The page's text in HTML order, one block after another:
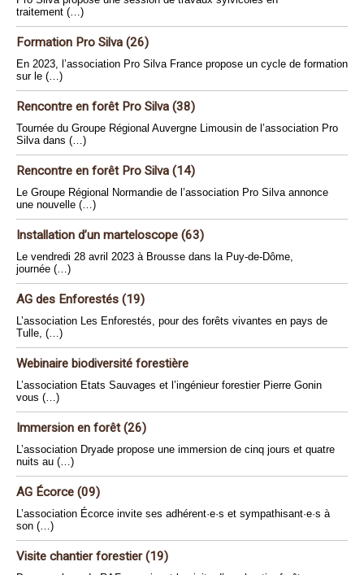
traitement (…)
Formation Pro Silva (26)
En 2023, l’association Pro Silva France propose un cycle de formation
sur le (…)
Rencontre en forêt Pro Silva (38)
Tournée du Groupe Régional Auvergne Limousin de l’association Pro
Silva dans (…)
Rencontre en forêt Pro Silva (14)
Le Groupe Régional Normandie de l’association Pro Silva annonce
une nouvelle (…)
Installation d’un marteloscope (63)
Le vendredi 28 avril 2023 à Brousse dans la Puy-de-Dôme,
journée (…)
AG des Enforestés (19)
L’association Les Enforestés, pour des forêts vivantes en pays de
Tulle, (…)
Webinaire biodiversité forestière
L’association Etats Sauvages et l’ingénieur forestier Pierre Gonin
vous (…)
Immersion en forêt (26)
L’association Dryade propose une immersion de cinq jours et quatre
nuits au (…)
AG Écorce (09)
L’association Écorce invite ses adhérent·e·s et sympathisant·e·s à
son (…)
Visite chantier forestier (19)